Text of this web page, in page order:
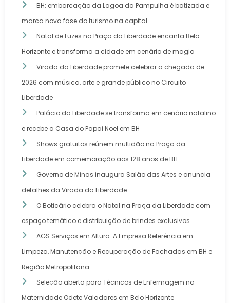
BH: embarcação da Lagoa da Pampulha é batizada e
marca nova fase do turismo na capital
Natal de Luzes na Praça da Liberdade encanta Belo
Horizonte e transforma a cidade em cenário de magia
Virada da Liberdade promete celebrar a chegada de
2026 com música, arte e grande público no Circuito
Liberdade
Palácio da Liberdade se transforma em cenário natalino
e recebe a Casa do Papai Noel em BH
Shows gratuitos reúnem multidão na Praça da
Liberdade em comemoração aos 128 anos de BH
Governo de Minas inaugura Salão das Artes e anuncia
detalhes da Virada da Liberdade
O Boticário celebra o Natal na Praça da Liberdade com
espaço temático e distribuição de brindes exclusivos
AGS Serviços em Altura: A Empresa Referência em
Limpeza, Manutenção e Recuperação de Fachadas em BH e
Região Metropolitana
Seleção aberta para Técnicos de Enfermagem na
Maternidade Odete Valadares em Belo Horizonte